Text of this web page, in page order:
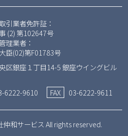
引業者免許証：
(2) 第102647号
理業者：
臣(02)第F01783号
区銀座１丁目14-5 銀座ウイングビル
6222-9610 FAX 03-6222-9611
和サービス All rights reserved.